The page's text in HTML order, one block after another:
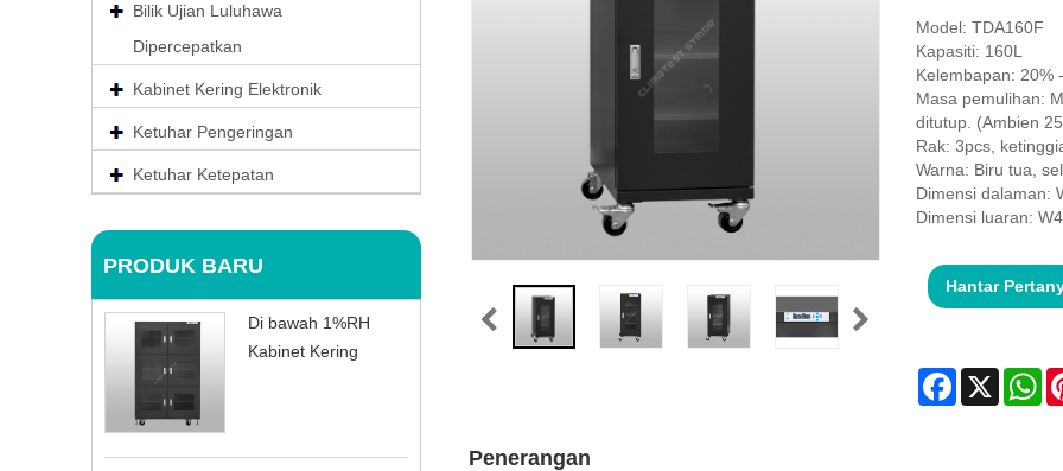
Bilik Ujian Luluhawa
Dipercepatkan
Kabinet Kering Elektronik
Ketuhar Pengeringan
Ketuhar Ketepatan
PRODUK BARU
Di bawah 1%RH
Kabinet Kering
Model: TDA160F
Kapasiti: 160L
Kelembapan: 20%
Masa pemulihan:
ditutup. (Ambien
Rak: 3pcs,
Warna: Biru tua,
Dimensi dalaman:
Dimensi luaran:
Hantar
Facebook
X
Penerangan